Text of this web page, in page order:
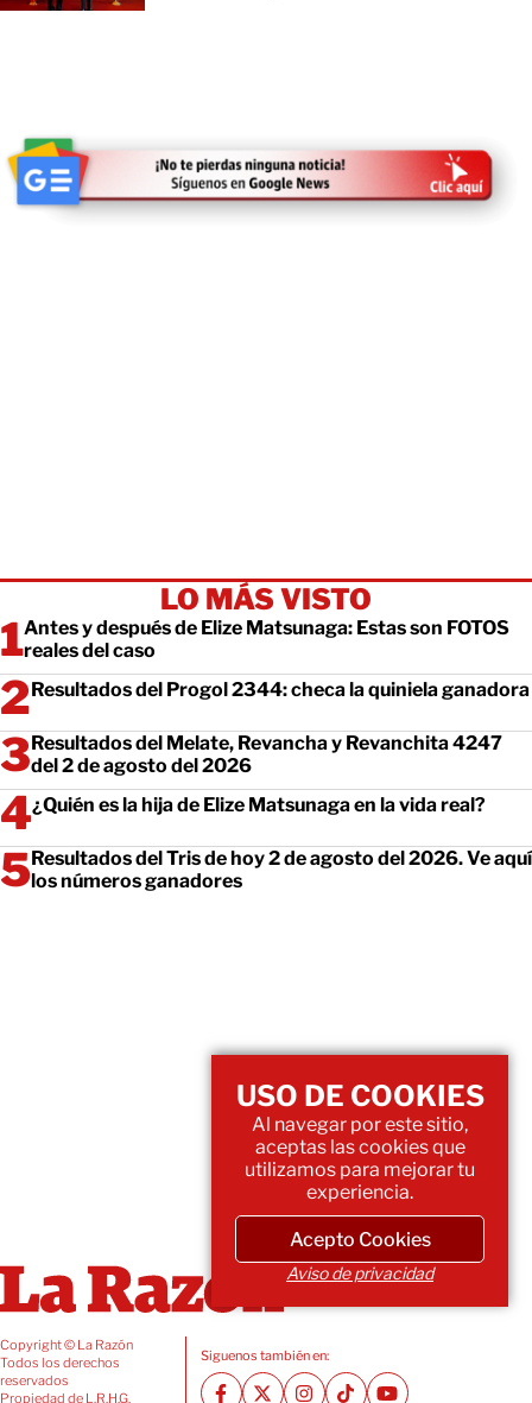
LO MÁS VISTO
Antes y después de Elize Matsunaga: Estas son FOTOS
reales del caso
Resultados del Progol 2344: checa la quiniela ganadora
Resultados del Melate, Revancha y Revanchita 4247
del 2 de agosto del 2026
¿Quién es la hija de Elize Matsunaga en la vida real?
Resultados del Tris de hoy 2 de agosto del 2026. Ve aquí
los números ganadores
Copyright © La Razón
Todos los derechos
reservados
Propiedad de L.R.H.G.
Siguenos también en:
USO DE COOKIES
Al navegar por este sitio,
aceptas las cookies que
utilizamos para mejorar tu
experiencia.
Acepto Cookies
Aviso de privacidad